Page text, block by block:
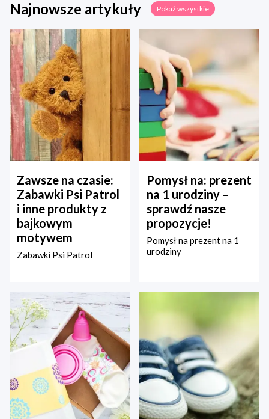
Najnowsze artykuły Pokaż wszystkie
Zawsze na czasie:
Zabawki Psi Patrol
i inne produkty z
bajkowym
motywem
Zabawki Psi Patrol
Pomysł na: prezent
na 1 urodziny –
sprawdź nasze
propozycje!
Pomysł na prezent na 1
urodziny